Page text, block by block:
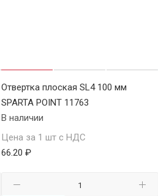
Отвертка плоская SL4 100 мм
SPARTA POINT 11763
В наличии
Цена за 1 шт с НДС
66.20 ₽